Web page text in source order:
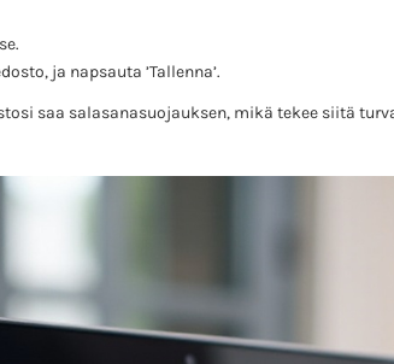
ja napsauta ’Tallenna’.
saa salasanasuojauksen, mikä tekee siitä